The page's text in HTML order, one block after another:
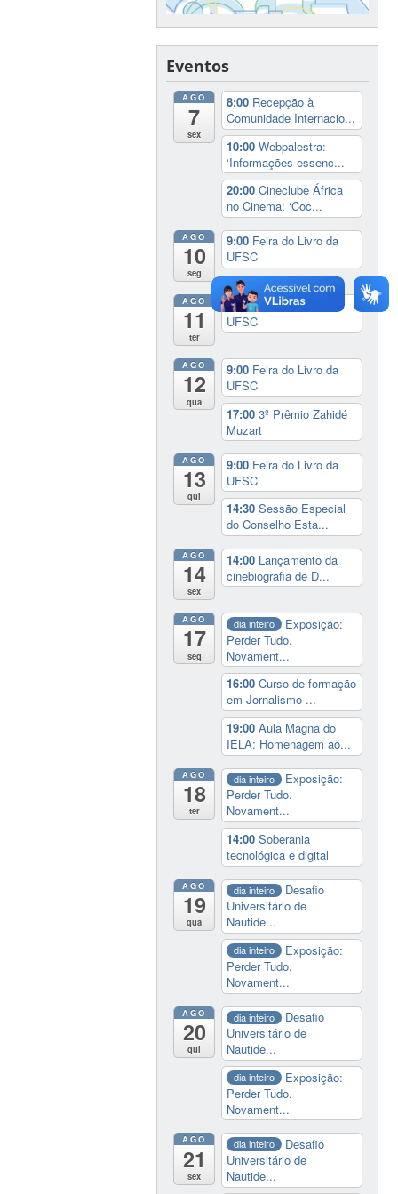
Eventos
AGO
7
sex
8:00 Recepção à
Comunidade Internacio...
10:00Webpalestra:
‘Informações essenc...
20:00Cineclube África
no Cinema: ‘Coc...
AGO
10
seg
9:00 Feira do Livro da
UFSC
AGO
11
ter
9:00Feira do Livro da
UFSC
AGO
12
qua
9:00 Feira do Livro da
UFSC
17:003º Prêmio Zahidé
Muzart
AGO
13
qui
9:00 Feira do Livro da
UFSC
14:30Sessão Especial
do Conselho Esta...
AGO
14
sex
14:00 Lançamento da
cinebiografia de D...
AGO
17
seg
dia inteiro
Exposição:
Perder Tudo.
Novament...
16:00Curso de formação
em Jornalismo ...
19:00Aula Magna do
IELA: Homenagem ao...
AGO
18
ter
dia inteiro
Exposição:
Perder Tudo.
Novament...
14:00Soberania
tecnológica e digital
AGO
19
qua
dia inteiro
Desafio
Universitário de
Nautide...
dia inteiro
Exposição:
Perder Tudo.
Novament...
AGO
20
qui
dia inteiro
Desafio
Universitário de
Nautide...
dia inteiro
Exposição:
Perder Tudo.
Novament...
AGO
21
sex
dia inteiro
Desafio
Universitário de
Nautide...